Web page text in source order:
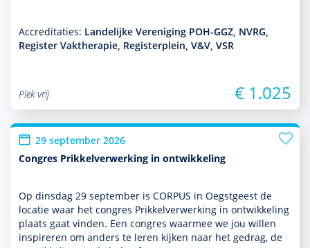
Accreditaties: Landelijke Vereniging POH-GGZ, NVRG,
Register Vaktherapie, Registerplein, V&V, VSR
Plek vrij € 1.025
29 september 2026
Congres Prikkelverwerking in ontwikkeling
Op dins­dag 29 september is CORPUS in Oegstgeest de
locatie waar het congres Prikkelverwerking in ont­wikke­ling
plaats gaat vinden. Een congres waarmee we jou willen
inspireren om anders te leren kijken naar het gedrag, de